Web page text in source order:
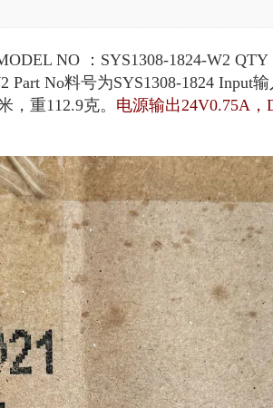
NO ：SYS1308-1824-W2
No料号为SYS1308-1824 Input
，重112.9克。 电源输出24V0.75A，